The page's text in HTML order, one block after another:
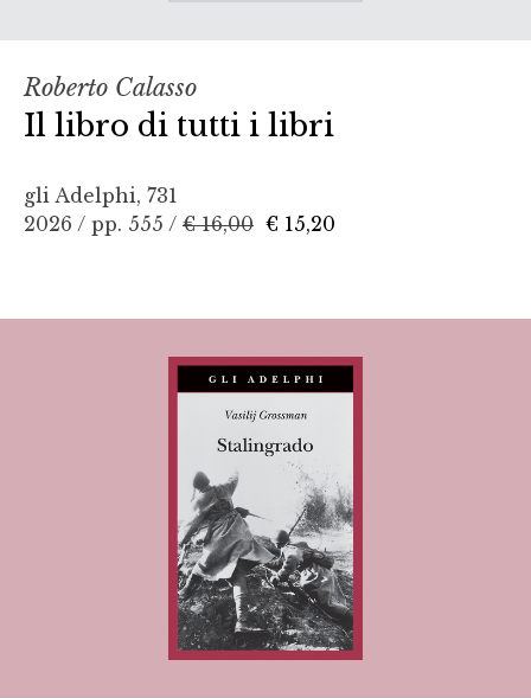
Roberto Calasso
Il libro di tutti i libri
gli Adelphi, 731
2026 / pp. 555 / € 16,00 € 15,20